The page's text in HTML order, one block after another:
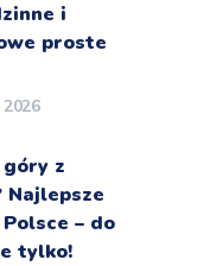
i
proste
z
Najlepsze
– do
tylko!